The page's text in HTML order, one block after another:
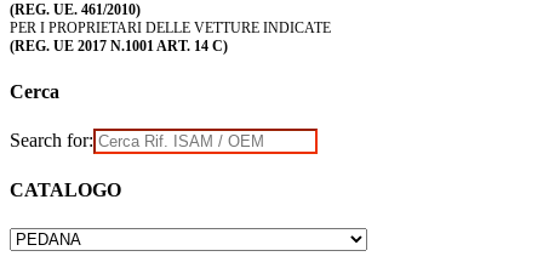
(REG. UE. 461/2010)
PER I PROPRIETARI DELLE VETTURE INDICATE
(REG. UE 2017 N.1001 ART. 14 C)
Cerca
Search for:
CATALOGO